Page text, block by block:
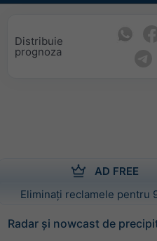
Distribuie
prognoza
AD FREE
Eliminați reclamele pentru
Radar și nowcast de